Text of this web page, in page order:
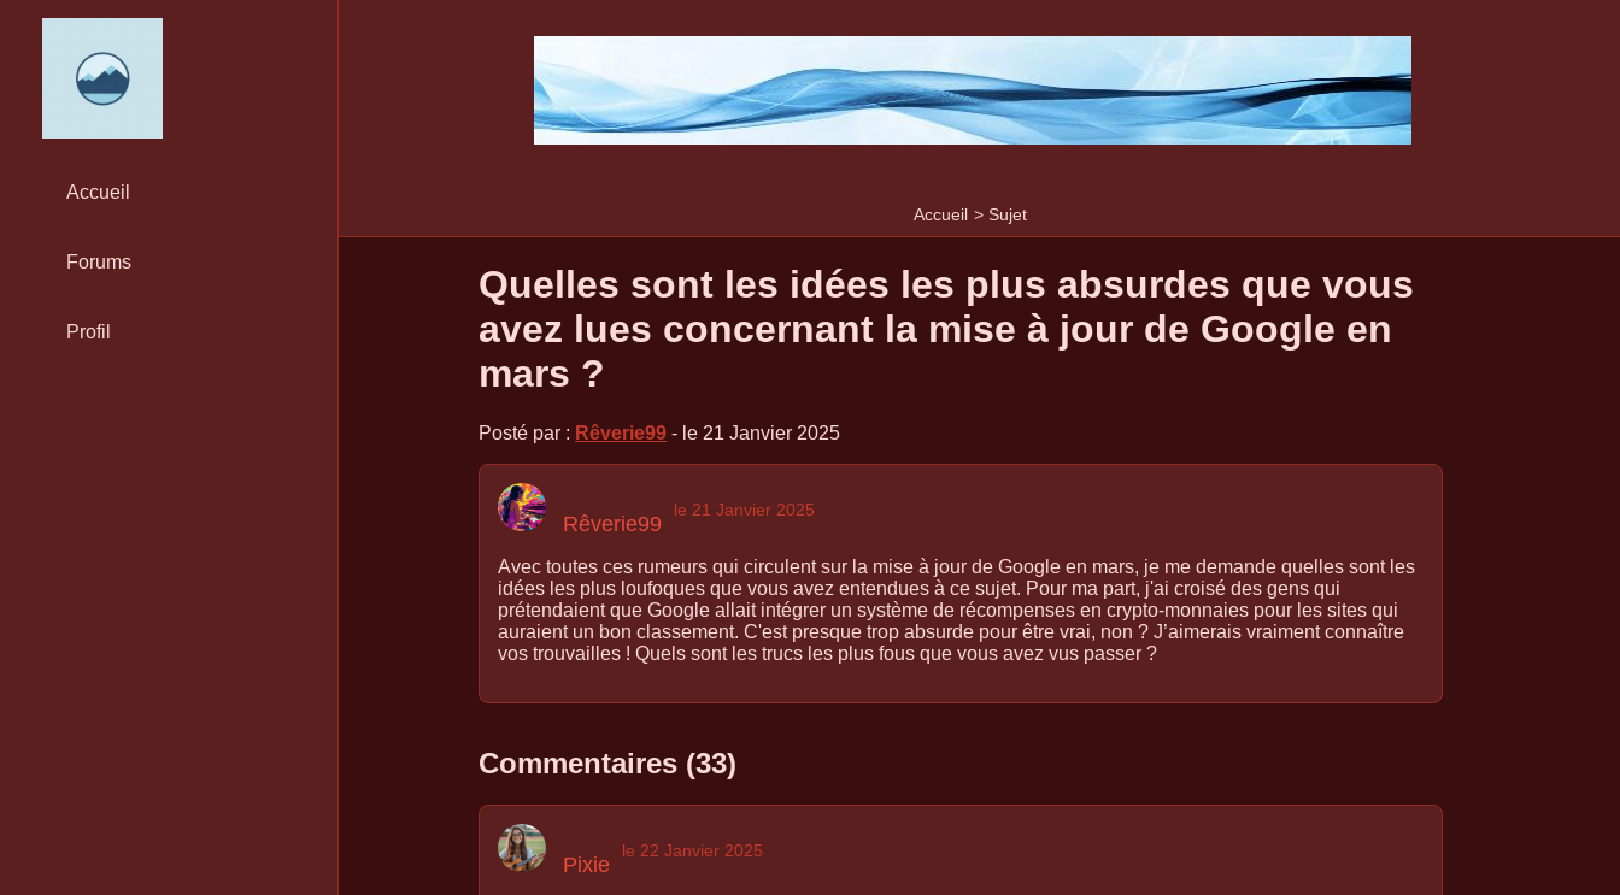
Accueil > Sujet
Accueil
Forums
Profil
Quelles sont les idées les plus absurdes que vous
avez lues concernant la mise à jour de Google en
mars ?
Posté par : Rêverie99 - le 21 Janvier 2025
Rêverie99
le 21 Janvier 2025
Avec toutes ces rumeurs qui circulent sur la mise à jour de Google en mars, je me demande quelles sont les
idées les plus loufoques que vous avez entendues à ce sujet. Pour ma part, j'ai croisé des gens qui
prétendaient que Google allait intégrer un système de récompenses en crypto-monnaies pour les sites qui
auraient un bon classement. C'est presque trop absurde pour être vrai, non ? J’aimerais vraiment connaître
vos trouvailles ! Quels sont les trucs les plus fous que vous avez vus passer ?
Commentaires (33)
Pixie
le 22 Janvier 2025